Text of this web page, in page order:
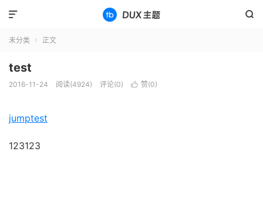


未分类  正文
test
2016-11-24 阅读(4924) 评论(0)  赞(0)
jumptest
123123